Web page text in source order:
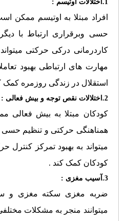
1.اختلالات اوتیسم :
افراد مبتلا به اوتیسم ممکن
حسی وبرقراری ارتباط با
کاردرمانی درکی حرکتی
مهارت های ارتباطی بهبود
استقلال در زندگی روزمره کمک
2.اختلالات نقص توجه و بیش فعالی :
کودکان مبتلا به بیش فعالی
همناهنگی حرکتی و تنظیم حسی
میتواند به بهبود تمرکز
کودکان کمک کند .
3.آسیب مغزی :
ضربه مغزی سکته مغزی و
میتوانند منجر به مشکلات